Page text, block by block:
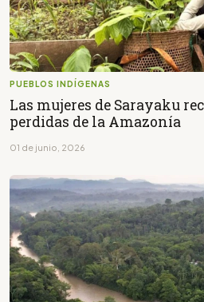
PUEBLOS INDÍGENAS
Las mujeres de Sarayaku
perdidas de la Amazonía
01 de junio, 2026